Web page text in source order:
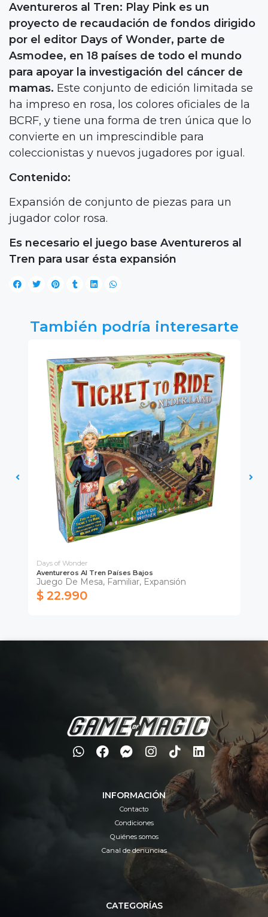
Aventureros al Tren: Play Pink es un
proyecto de recaudación de fondos dirigido
por el editor Days of Wonder, parte de
Asmodee, en 18 países de todo el mundo
para apoyar la investigación del cáncer de
mamas. Este conjunto de edición limitada se
ha impreso en rosa, los colores oficiales de la
BCRF, y tiene una forma de tren única que lo
convierte en un imprescindible para
coleccionistas y nuevos jugadores por igual.
Contenido:
Expansión de conjunto de piezas para un
jugador color rosa.
Es necesario el juego base Aventureros al
Tren para usar ésta expansión
También podría interesarte
Days of Wonder
Aventureros Al Tren Países Bajos
Juego De Mesa, Familiar, Expansión
$ 22.990
INFORMACIÓN
Contacto
Condiciones
Quiénes somos
Canal de denuncias
CATEGORÍAS